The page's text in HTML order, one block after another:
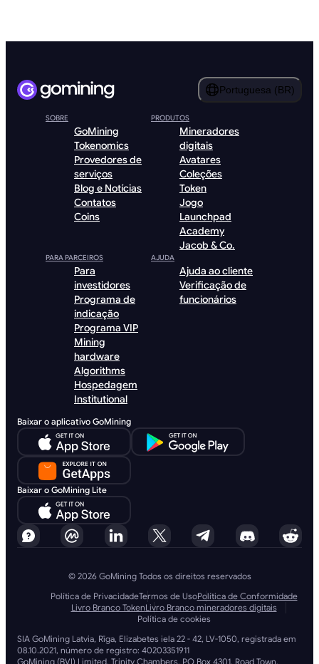
Portuguesa (BR)
SOBRE
GoMining
Tokenomics
Provedores de
serviços
Blog e Notícias
Contatos
Coins
PRODUTOS
Mineradores
digitais
Avatares
Coleções
Token
Jogo
Launchpad
Academy
Jacob & Co.
PARA PARCEIROS
Para
investidores
Programa de
indicação
Programa VIP
Mining
hardware
Algorithms
Hospedagem
Institutional
AJUDA
Ajuda ao cliente
Verificação de
funcionários
Baixar o aplicativo GoMining
Baixar o GoMining Lite
© 2026 GoMining Todos os direitos reservados
Política de PrivacidadeTermos de UsoPolítica de Conformidade
Livro Branco TokenLivro Branco mineradores digitais
Política de cookies
SIA GoMining Latvia, Rīga, Elizabetes iela 22 - 42, LV-1050, registrada em
08.10.2021, número de registro: 40203351911
GoMining (BVI) Limited, Trinity Chambers, PO Box 4301, Road Town,